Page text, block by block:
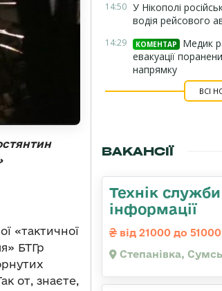
«тактичної
БТГр
от, знаєте,
14:50 У Нікополі
водія рейсового
14:29 КОМЕНТАР
Медик
евакуації
напрямку
ВСІ
ВАКАНСІЇ
Технік
інформації
від 21000 до
Степанівка,